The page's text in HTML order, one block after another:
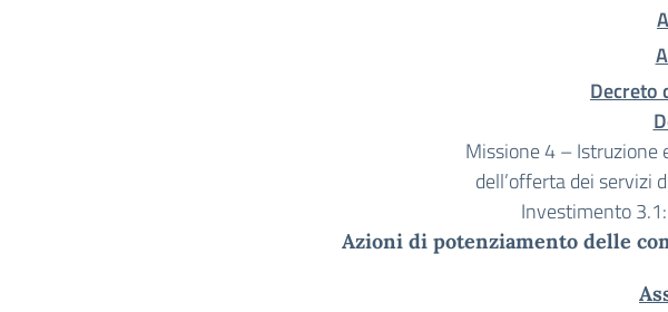
Decreto
Missione 4 – Istruzione
dell’offerta dei servizi
Investimento
Azioni di potenziamento delle